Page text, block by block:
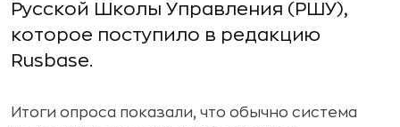
Русской Школы Управления (РШУ),
которое поступило в редакцию
Rusbase.
Итоги опроса показали, что обычно система